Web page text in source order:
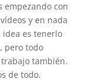
empezando con
y en nada
idea es tenerlo
pero todo
también.
de todo.